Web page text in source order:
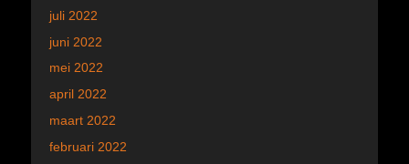
juli 2022
juni 2022
mei 2022
april 2022
maart 2022
februari 2022